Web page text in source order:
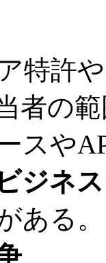
特許
者の
スや
ビジネ
ある。